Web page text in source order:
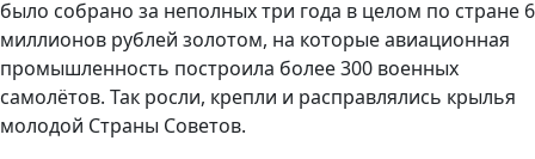
было собрано за неполных три года в целом по стране 6
миллионов рублей золотом, на которые авиационная
промышленность построила более 300 военных
самолётов. Так росли, крепли и расправлялись крылья
молодой Страны Советов.